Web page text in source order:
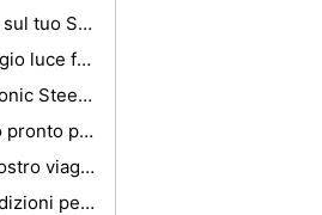
Ottenere il miglior prezzo sul tuo Sunshine Coast Alloggi
Come ottenere il parcheggio luce freno alla disattivazione nel mio Buick
Come cancellare la Electronic Steering Wheel codice su una BMW
Come ottenere un veicolo pronto per un viaggio di strada
Ottenere il massimo dal vostro viaggio
Come sopravvivere a condizioni pericolose quando si guida in climi freddi